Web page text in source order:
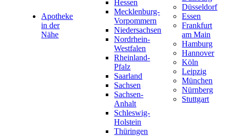
Apotheke
in der
Nähe
Hessen
Mecklenburg-
Vorpommern
Niedersachsen
Nordrhein-
Westfalen
Rheinland-
Pfalz
Saarland
Sachsen
Sachsen-
Anhalt
Schleswig-
Holstein
Thüringen
Düsseldorf
Essen
Frankfurt
am Main
Hamburg
Hannover
Köln
Leipzig
München
Nürnberg
Stuttgart